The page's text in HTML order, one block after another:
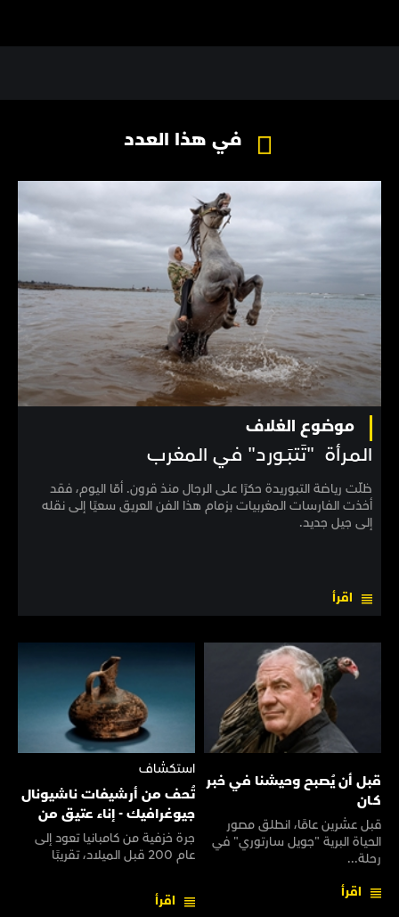
في هذا العدد
موضوع الغلاف
المـرأة "تَتبَـورد" في المغرب
ظلّت رياضة التبوريدة حكرًا على الرجال منذ قرون. أمّا اليوم، فقد
أخذت الفارسات المغربيات بزمام هذا الفن العريق سعيًا إلى نقله
إلى جيل جديد.
اقرأ
قبل أن يُصبح وحيشنا في خبر
كـان
قبل عشرين عامًا، انطلق مصور
الحياة البرية "جويل سارتوري" في
رحلة...
اقرأ
استكشاف
تُحف من أرشيفات ناشيونال
جيوغرافيك - إناء عتيق من
سفينـة عتيقـة
جرة خزفية من كامبانيا تعود إلى
عام 200 قبل الميلاد، تقريبًا
اقرأ